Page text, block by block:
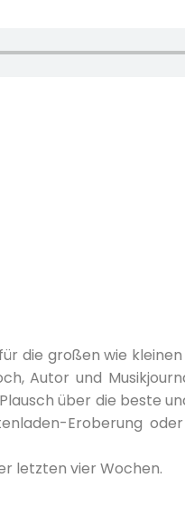
die großen wie
Autor und
über die beste
Eroberung
letzten vier Wochen.